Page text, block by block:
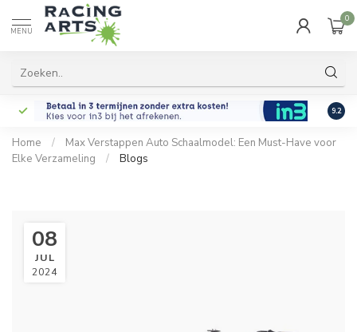
MENU
0
9.2
Home /
Max Verstappen Auto Schaalmodel: Een Must-Have voor
Elke Verzameling
/ Blogs
08
JUL
2024